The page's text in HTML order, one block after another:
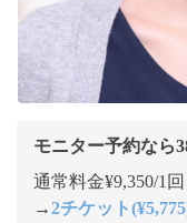
モニター予約なら
通常料金¥9,350/1回
→2チケット